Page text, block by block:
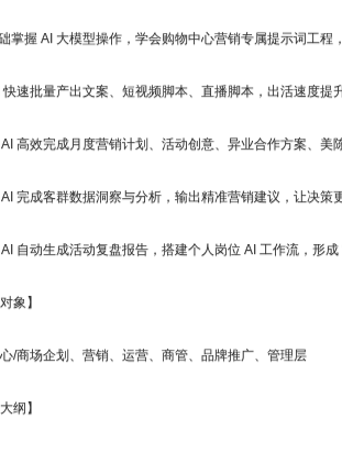
握 AI 大模型操作，学会购物中心营销专属提示词工程
批量产出文案、短视频脚本、直播脚本，出活速度提
效完成月度营销计划、活动创意、异业合作方案、美
成客群数据洞察与分析，输出精准营销建议，让决策
动生成活动复盘报告，搭建个人岗位 AI 工作流，形成
】
场企划、营销、运营、商管、品牌推广、管理层
】